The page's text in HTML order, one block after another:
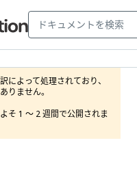
によって処理されており、
りません。
そ 1 ～ 2 週間で公開されま